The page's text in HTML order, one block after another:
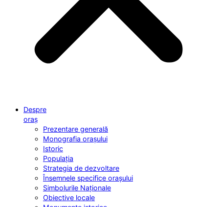
Despre
oraș
Prezentare generală
Monografia orașului
Istoric
Populația
Strategia de dezvoltare
Însemnele specifice orașului
Simbolurile Naționale
Obiective locale